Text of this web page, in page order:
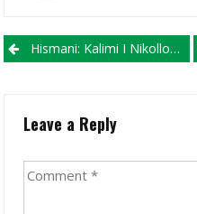
Post navigation
Hismani: Kalimi I Nikollovit Të Sønderjyske Hapi I Madh Për Karrierën E Tij
Leave a Reply